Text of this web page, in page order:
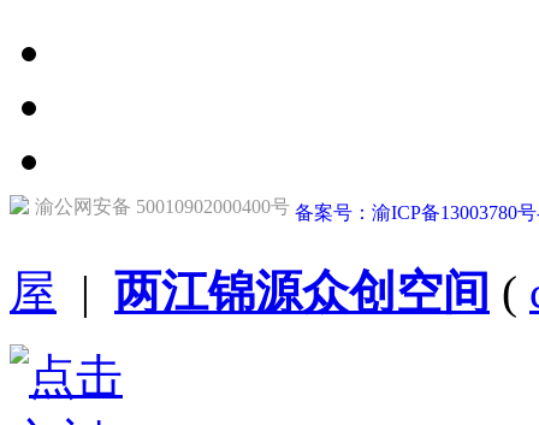
渝公网安备 50010902000400号 备案号：渝ICP备13003780
屋 | 两江锦源众创空间 (